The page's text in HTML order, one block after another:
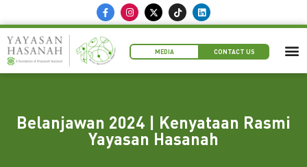
MEDIA CONTACT US
Belanjawan 2024 | Kenyataan Rasmi
Yayasan Hasanah